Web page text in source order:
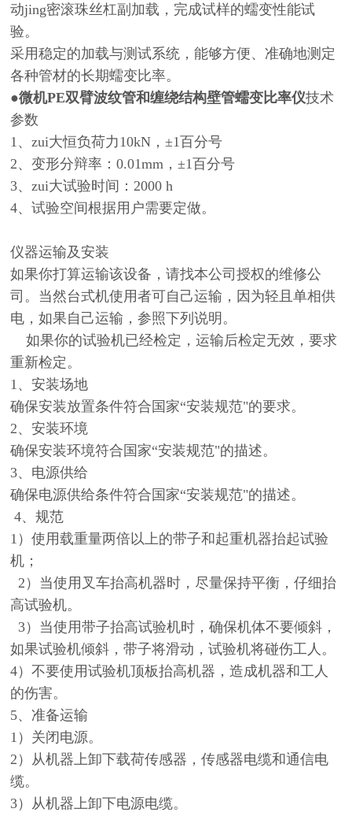
动jing密滚珠丝杠副加载，完成试样的蠕变性能试
验。
采用稳定的加载与测试系统，能够方便、准确地测定
各种管材的长期蠕变比率。
●微机PE双臂波纹管和缠绕结构壁管蠕变比率仪技术
参数
1、zui大恒负荷力10kN，±1百分号
2、变形分辩率：0.01mm，±1百分号
3、zui大试验时间：2000 h
4、试验空间根据用户需要定做。
仪器运输及安装
如果你打算运输该设备，请找本公司授权的维修公
司。当然台式机使用者可自己运输，因为轻且单相供
电，如果自己运输，参照下列说明。
如果你的试验机已经检定，运输后检定无效，要求
重新检定。
1、安装场地
确保安装放置条件符合国家“安装规范"的要求。
2、安装环境
确保安装环境符合国家“安装规范"的描述。
3、电源供给
确保电源供给条件符合国家“安装规范"的描述。
4、规范
1）使用载重量两倍以上的带子和起重机器抬起试验
机；
2）当使用叉车抬高机器时，尽量保持平衡，仔细抬
高试验机。
3）当使用带子抬高试验机时，确保机体不要倾斜，
如果试验机倾斜，带子将滑动，试验机将碰伤工人。
4）不要使用试验机顶板抬高机器，造成机器和工人
的伤害。
5、准备运输
1） 关闭电源。
2） 从机器上卸下载荷传感器，传感器电缆和通信电
缆。
3） 从机器上卸下电源电缆。